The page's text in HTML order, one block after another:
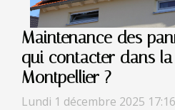
Maintenance des
qui contacter dans
Montpellier ?
Lundi 1 décembre 2025 17:16